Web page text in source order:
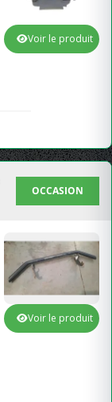
Voir le produit
OCCASION
Voir le produit